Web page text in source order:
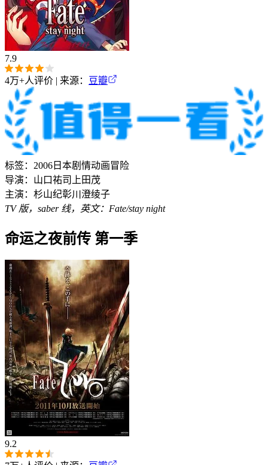
7.9
4万+人评价 | 来源： 豆瓣
标签： 2006 日本剧情动画冒险
导演： 山口祐司
上田茂
主演： 杉山纪彰川澄绫子
TV 版，saber 线，英文：Fate/stay night
命运之夜前传 第一季
9.2